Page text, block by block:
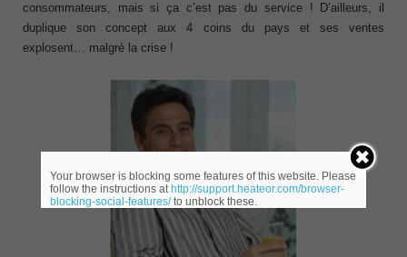
consommateurs, mais si ça c’est pas du service ! D’ailleurs, il
duplique son concept aux 4 coins du pays et ses ventes
explosent… malgré la crise !
Your browser is blocking some features of this website. Please
follow the instructions at http://support.heateor.com/browser-
blocking-social-features/to unblock these.